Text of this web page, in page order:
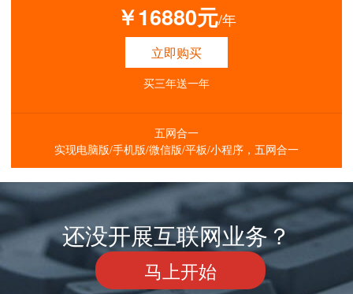
￥16880元/年
立即购买
买三年送一年
五网合一
实现电脑版/手机版/微信版/平板/小程序，五网合一
还没开展互联网业务？
马上开始